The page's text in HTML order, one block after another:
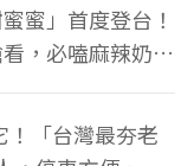
蜜」首度登台！
，必嗑麻辣奶油
！「台灣最夯老